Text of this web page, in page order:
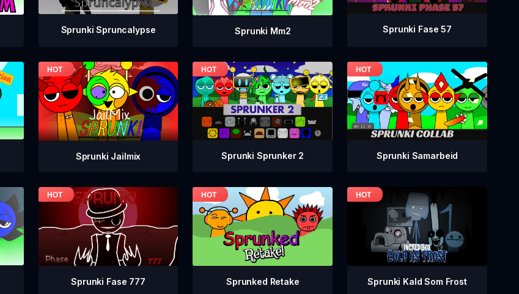
Sprunki Spruncalypse Sprunki Mm2 Sprunki Fase 57
Sprunki Jailmix Sprunki Sprunker 2 Sprunki Samarbeid
Sprunki Fase 777 Sprunked Retake Sprunki Kald Som Frost